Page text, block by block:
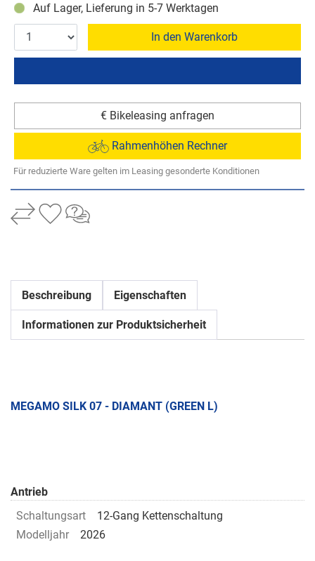
Auf Lager, Lieferung in 5-7 Werktagen
In den Warenkorb
€ Bikeleasing anfragen
Rahmenhöhen Rechner
Für reduzierte Ware gelten im Leasing gesonderte Konditionen
Beschreibung Eigenschaften
Informationen zur Produktsicherheit
MEGAMO SILK 07 - DIAMANT (GREEN L)
Antrieb
Schaltungsart
12-Gang Kettenschaltung
Modelljahr
2026